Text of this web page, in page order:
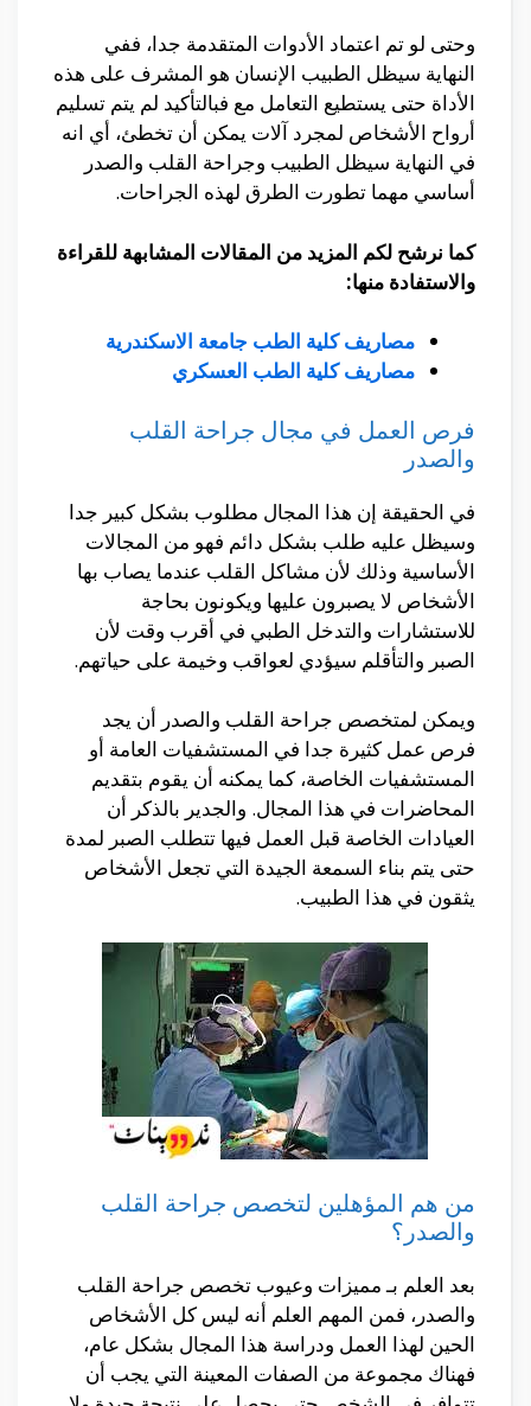
وحتى لو تم اعتماد الأدوات المتقدمة جدا، ففي
النهاية سيظل الطبيب الإنسان هو المشرف على هذه
الأداة حتى يستطيع التعامل مع فبالتأكيد لم يتم تسليم
أرواح الأشخاص لمجرد آلات يمكن أن تخطئ، أي انه
في النهاية سيظل الطبيب وجراحة القلب والصدر
أساسي مهما تطورت الطرق لهذه الجراحات.
كما نرشح لكم المزيد من المقالات المشابهة للقراءة
والاستفادة منها:
مصاريف كلية الطب جامعة الاسكندرية
مصاريف كلية الطب العسكري
فرص العمل في مجال جراحة القلب
والصدر
في الحقيقة إن هذا المجال مطلوب بشكل كبير جدا
وسيظل عليه طلب بشكل دائم فهو من المجالات
الأساسية وذلك لأن مشاكل القلب عندما يصاب بها
الأشخاص لا يصبرون عليها ويكونون بحاجة
للاستشارات والتدخل الطبي في أقرب وقت لأن
الصبر والتأقلم سيؤدي لعواقب وخيمة على حياتهم.
ويمكن لمتخصص جراحة القلب والصدر أن يجد
فرص عمل كثيرة جدا في المستشفيات العامة أو
المستشفيات الخاصة، كما يمكنه أن يقوم بتقديم
المحاضرات في هذا المجال. والجدير بالذكر أن
العيادات الخاصة قبل العمل فيها تتطلب الصبر لمدة
حتى يتم بناء السمعة الجيدة التي تجعل الأشخاص
يثقون في هذا الطبيب.
من هم المؤهلين لتخصص جراحة القلب
والصدر؟
بعد العلم بـ مميزات وعيوب تخصص جراحة القلب
والصدر، فمن المهم العلم أنه ليس كل الأشخاص
الحين لهذا العمل ودراسة هذا المجال بشكل عام،
فهناك مجموعة من الصفات المعينة التي يجب أن